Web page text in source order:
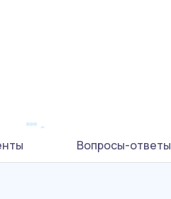
Вопросы-ответы